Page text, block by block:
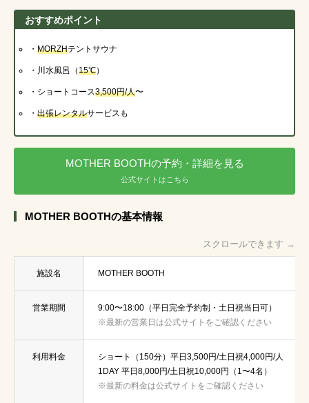
おすすめポイント
・ MORZHテントサウナ
・川水風呂（15℃）
・ショートコース3,500円/人〜
・ 出張レンタルサービスも
MOTHER BOOTHの予約・詳細を見る
公式サイトはこちら
MOTHER BOOTHの基本情報
スクロールできます →
施設名 MOTHER BOOTH
営業期間
9:00〜18:00（平日完全予約制・土日祝当日可）
※最新の営業日は公式サイトをご確認ください
利用料金
ショート（150分）平日3,500円/土日祝4,000円/人
1DAY 平日8,000円/土日祝10,000円（1〜4名）
※最新の料金は公式サイトをご確認ください